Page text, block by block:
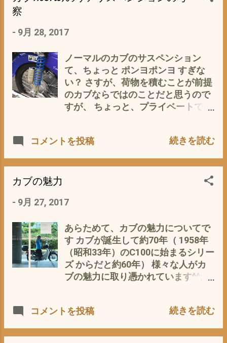
け デート❤ ツーリング仕様 は
用・ω・など。 TPOに合わせて着替
えることができるのです。 （そんな
めんどくさいこと いちいちできる
か〜 ） とのツッコミが聞こえてき
そうな ^^;
ボーマン船長Ⅲさん のレビュー・
(ﾟ∀ﾟ) うらやまし～ です。
はならない必須うアイテム 堂々と殿
は、 平成も生き抜き 新しく更に生
まれ変わる 今日は、いつになく ハ
イテンション そうやって 、平成29
年の秋も深まって行くのです(-_-)
察
- 9月 28, 2017
ノーマルのカブのサスペンション
て、ちょっと ポンヨポンヨ すぎな
い？ さすが、荷物を積むことが前提
のカブならではのことだと思うので
すが、 ちょっと、プライベートで乗
私のカブもリアサスを交換 カヤバ
MGS330T👆 カブに似つかわしく
ないほどのメカメカしいイカツさで
出ます😨 ハンターカブでは定番のよ
330cmって あまり選択肢がないん
ですよね。 で、変えてみると おっ
これは、バイクだ って感じに変
身します （カブも立派なバイクなん
ですが^^; コーナリングや直線で飛ば
定感が格段に違います まっ カブ
来ますが 調子にのってあまり飛ばし
コメントを投稿 続きを読む
カブの魅力
- 9月 27, 2017
あらためて、カブの魅力についてで
す カブが誕生して約70年（ 1958年
（昭和33年）のC100に始まるシリー
ズ からだと約60年） 様々な人がカ
ブの魅力に取り憑かれています^^;
さ、球数や情報の多さなどなど、
れていますが、 私なりに、カブの魅
コメントを投稿 続きを読む